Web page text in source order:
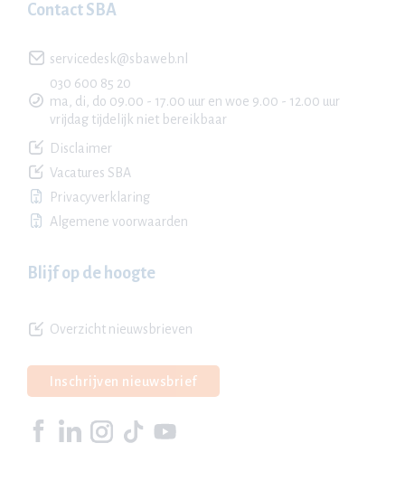
Contact SBA
servicedesk@sbaweb.nl
030 600 85 20
ma, di, do 09.00 - 17.00 uur en woe 9.00 - 12.00 uur
vrijdag tijdelijk niet bereikbaar
Disclaimer
Vacatures SBA
Privacyverklaring
Algemene voorwaarden
Blijf op de hoogte
Overzicht nieuwsbrieven
Inschrijven nieuwsbrief